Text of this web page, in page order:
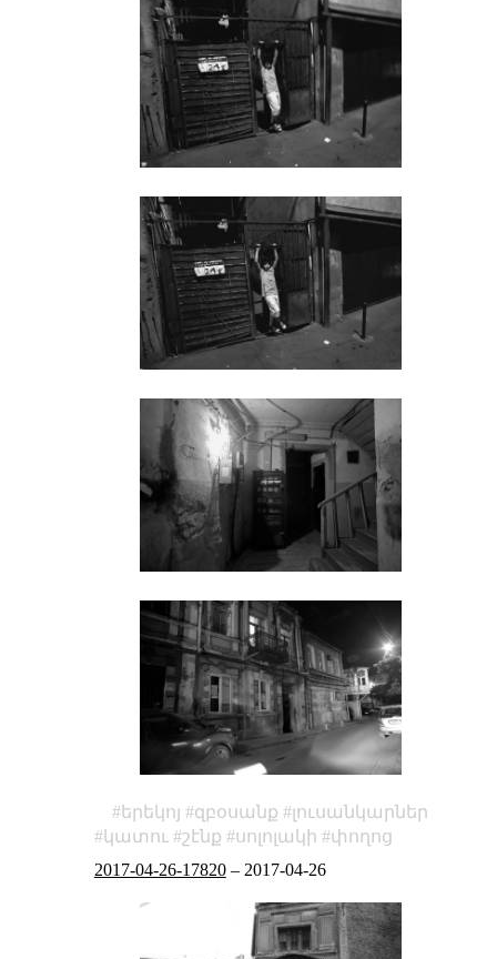
երեկոյ զբօսանք
լուսանկարներ
կատու
շէնք սոլոլակի
փողոց
2017-04-26-17820– 2017-04-26